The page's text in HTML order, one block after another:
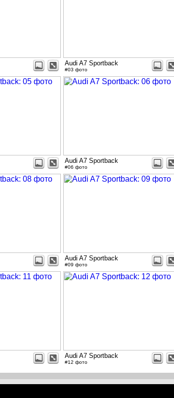
Audi A7 Sportback
#03 фото
Audi A7 Sportback
#06 фото
Audi A7 Sportback
#09 фото
Audi A7 Sportback
#12 фото